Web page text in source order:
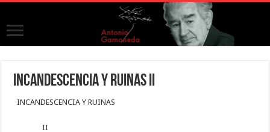
INCANDESCENCIA Y RUINAS II
INCANDESCENCIA Y RUINAS
II